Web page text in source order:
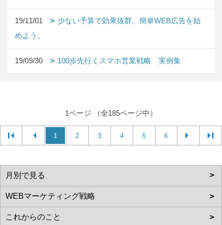
19/11/01
少ない予算で効果抜群。簡単WEB広告を始
めよう。
19/09/30 100歩先行くスマホ営業戦略 実例集
1ページ （全185ページ中）
1 2 3 4 5 6